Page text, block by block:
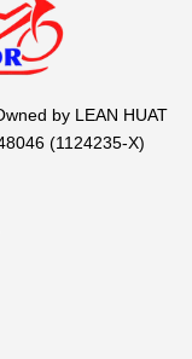
by LEAN HUAT
(1124235-X)